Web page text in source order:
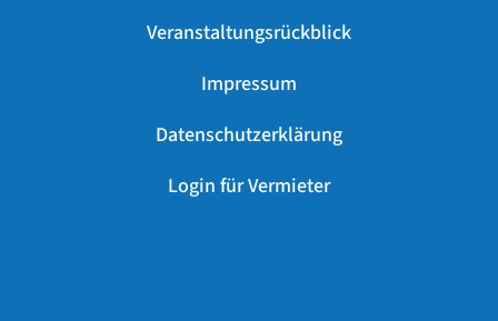
Veranstaltungsrückblick
Impressum
Datenschutzerklärung
Login für Vermieter